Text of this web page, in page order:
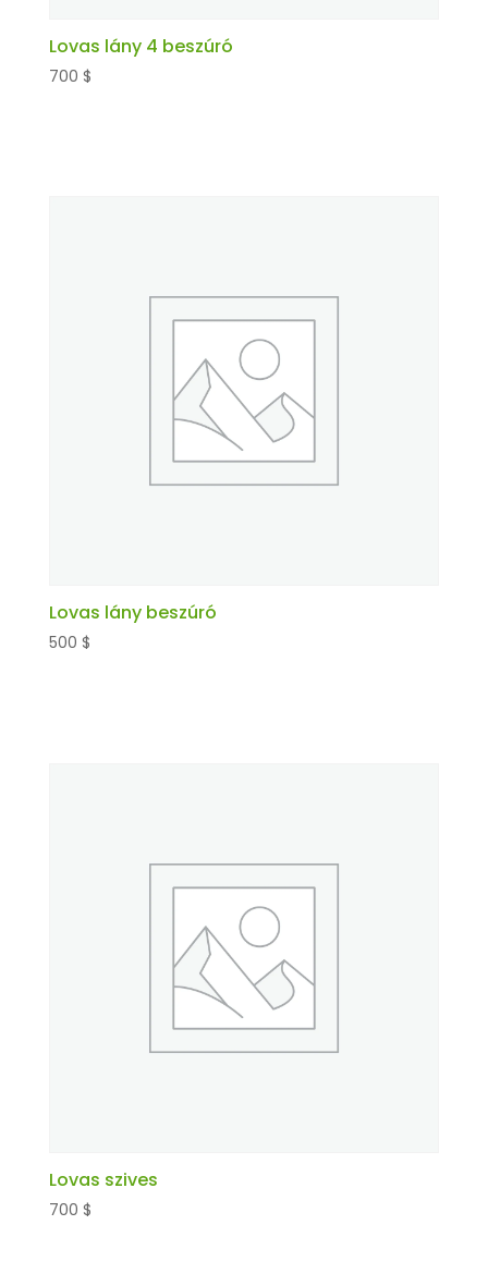
Lovas lány 4 beszúró
700 $
Lovas lány beszúró
500 $
Lovas szives
700 $